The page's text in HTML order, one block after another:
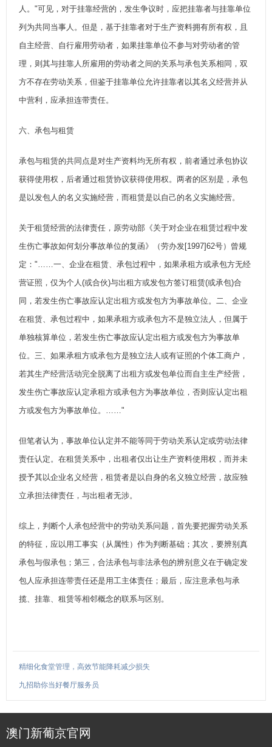
人。"可见，对于挂靠经营的，发生争议时，应把挂靠者与挂靠单位
列为共同当事人。但是，基于挂靠者对于生产资料拥有所有权，且
自主经营、自行雇用劳动者，如果挂靠单位不参与对劳动者的管
理，则其与挂靠人所雇用的劳动者之间的关系与承包关系相同，双
方不存在劳动关系，但鉴于挂靠单位允许挂靠者以其名义经营并从
中营利，应承担连带责任。
六、承包与租赁
承包与租赁的共同点是对生产资料均无所有权，前者通过承包协议
获得使用权，后者通过租赁协议获得使用权。两者的区别是，承包
是以发包人的名义实施经营，而租赁是以自己的名义实施经营。
关于租赁经营的法律责任，原劳动部《关于对企业在租赁过程中发
生伤亡事故如何划分事故单位的复函》（劳办发[1997]62号）曾规
定："……一、企业在租赁、承包过程中，如果承租方或承包方无经
营证照，仅为个人(或合伙)与出租方或发包方签订租赁(或承包)合
同，若发生伤亡事故应认定出租方或发包方为事故单位。二、企业
在租赁、承包过程中，如果承租方或承包方不是独立法人，但属于
单独核算单位，若发生伤亡事故应认定出租方或发包方为事故单
位。三、如果承租方或承包方是独立法人或有证照的个体工商户，
若其生产经营活动完全脱离了出租方或发包单位而自主生产经营，
发生伤亡事故应认定承租方或承包方为事故单位，否则应认定出租
方或发包方为事故单位。……"
但笔者认为，事故单位认定并不能等同于劳动关系认定或劳动法律
责任认定。在租赁关系中，出租者仅出让生产资料使用权，而并未
授予其以企业名义经营，租赁者是以自身的名义独立经营，故应独
立承担法律责任，与出租者无涉。
综上，判断个人承包经营中的劳动关系问题，首先要把握劳动关系
的特征，应以用工事实（从属性）作为判断基础；其次，要辨别真
承包与假承包；第三，合法承包与非法承包的辨别意义在于确定发
包人应承担连带责任还是用工主体责任；最后，应注意承包与承
揽、挂靠、租赁等相邻概念的联系与区别。
精细化食堂管理，高效节能降耗减少损失
九招助你当好餐厅服务员
澳门新葡京官网